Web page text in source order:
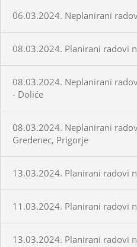
06.03.2024. Neplanirani
08.03.2024. Planirani radovi
08.03.2024. Neplanirani
- Doliće
08.03.2024. Neplanirani
Gredenec, Prigorje
13.03.2024. Planirani radovi
11.03.2024. Planirani radovi
13.03.2024. Planirani radovi